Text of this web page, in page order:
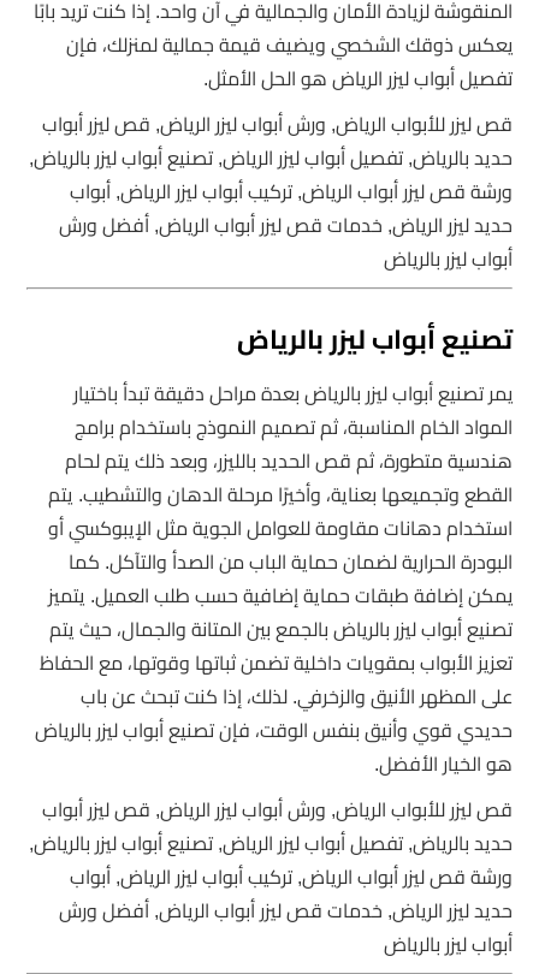
المنقوشة لزيادة الأمان والجمالية في آن واحد. إذا كنت تريد بابًا
يعكس ذوقك الشخصي ويضيف قيمة جمالية لمنزلك، فإن
تفصيل أبواب ليزر الرياض هو الحل الأمثل.
قص ليزر للأبواب الرياض, ورش أبواب ليزر الرياض, قص ليزر أبواب
حديد بالرياض, تفصيل أبواب ليزر الرياض, تصنيع أبواب ليزر بالرياض,
ورشة قص ليزر أبواب الرياض, تركيب أبواب ليزر الرياض, أبواب
حديد ليزر الرياض, خدمات قص ليزر أبواب الرياض, أفضل ورش
أبواب ليزر بالرياض
تصنيع أبواب ليزر بالرياض
يمر تصنيع أبواب ليزر بالرياض بعدة مراحل دقيقة تبدأ باختيار
المواد الخام المناسبة، ثم تصميم النموذج باستخدام برامج
هندسية متطورة، ثم قص الحديد بالليزر، وبعد ذلك يتم لحام
القطع وتجميعها بعناية، وأخيرًا مرحلة الدهان والتشطيب. يتم
استخدام دهانات مقاومة للعوامل الجوية مثل الإيبوكسي أو
البودرة الحرارية لضمان حماية الباب من الصدأ والتآكل. كما
يمكن إضافة طبقات حماية إضافية حسب طلب العميل. يتميز
تصنيع أبواب ليزر بالرياض بالجمع بين المتانة والجمال، حيث يتم
تعزيز الأبواب بمقويات داخلية تضمن ثباتها وقوتها، مع الحفاظ
على المظهر الأنيق والزخرفي. لذلك، إذا كنت تبحث عن باب
حديدي قوي وأنيق بنفس الوقت، فإن تصنيع أبواب ليزر بالرياض
هو الخيار الأفضل.
قص ليزر للأبواب الرياض, ورش أبواب ليزر الرياض, قص ليزر أبواب
حديد بالرياض, تفصيل أبواب ليزر الرياض, تصنيع أبواب ليزر بالرياض,
ورشة قص ليزر أبواب الرياض, تركيب أبواب ليزر الرياض, أبواب
حديد ليزر الرياض, خدمات قص ليزر أبواب الرياض, أفضل ورش
أبواب ليزر بالرياض